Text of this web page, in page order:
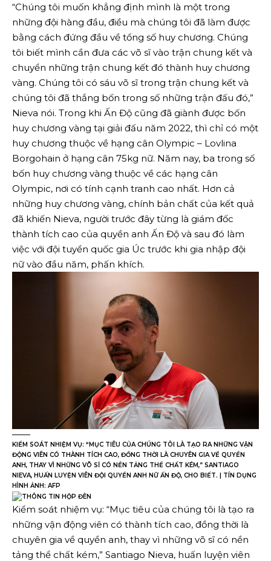
“Chúng tôi muốn khẳng định mình là một trong
những đội hàng đầu, điều mà chúng tôi đã làm được
bằng cách đứng đầu về tổng số huy chương. Chúng
tôi biết mình cần đưa các võ sĩ vào trận chung kết và
chuyển những trận chung kết đó thành huy chương
vàng. Chúng tôi có sáu võ sĩ trong trận chung kết và
chúng tôi đã thắng bốn trong số những trận đấu đó,”
Nieva nói. Trong khi Ấn Độ cũng đã giành được bốn
huy chương vàng tại giải đấu năm 2022, thì chỉ có một
huy chương thuộc về hạng cân Olympic – Lovlina
Borgohain ở hạng cân 75kg nữ. Năm nay, ba trong số
bốn huy chương vàng thuộc về các hạng cân
Olympic, nơi có tính cạnh tranh cao nhất. Hơn cả
những huy chương vàng, chính bản chất của kết quả
đã khiến Nieva, người trước đây từng là giám đốc
thành tích cao của quyền anh Ấn Độ và sau đó làm
việc với đội tuyển quốc gia Úc trước khi gia nhập đội
nữ vào đầu năm, phấn khích.
KIỂM SOÁT NHIỆM VỤ: “MỤC TIÊU CỦA CHÚNG TÔI LÀ TẠO RA NHỮNG VẬN
ĐỘNG VIÊN CÓ THÀNH TÍCH CAO, ĐỒNG THỜI LÀ CHUYÊN GIA VỀ QUYỀN
ANH, THAY VÌ NHỮNG VÕ SĨ CÓ NỀN TẢNG THỂ CHẤT KÉM,” SANTIAGO
NIEVA, HUẤN LUYỆN VIÊN ĐỘI QUYỀN ANH NỮ ẤN ĐỘ, CHO BIẾT. | TÍN DỤNG
HÌNH ẢNH: AFP
Kiểm soát nhiệm vụ: “Mục tiêu của chúng tôi là tạo ra
những vận động viên có thành tích cao, đồng thời là
chuyên gia về quyền anh, thay vì những võ sĩ có nền
tảng thể chất kém,” Santiago Nieva, huấn luyện viên